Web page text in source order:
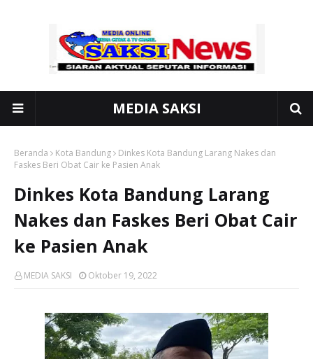
MEDIA SAKSI
Beranda Kota Bandung
Dinkes Kota Bandung Larang Nakes dan
Faskes Beri Obat Cair ke Pasien Anak
Dinkes Kota Bandung Larang
Nakes dan Faskes Beri Obat Cair
ke Pasien Anak
MEDIA SAKSI Oktober 19, 2022